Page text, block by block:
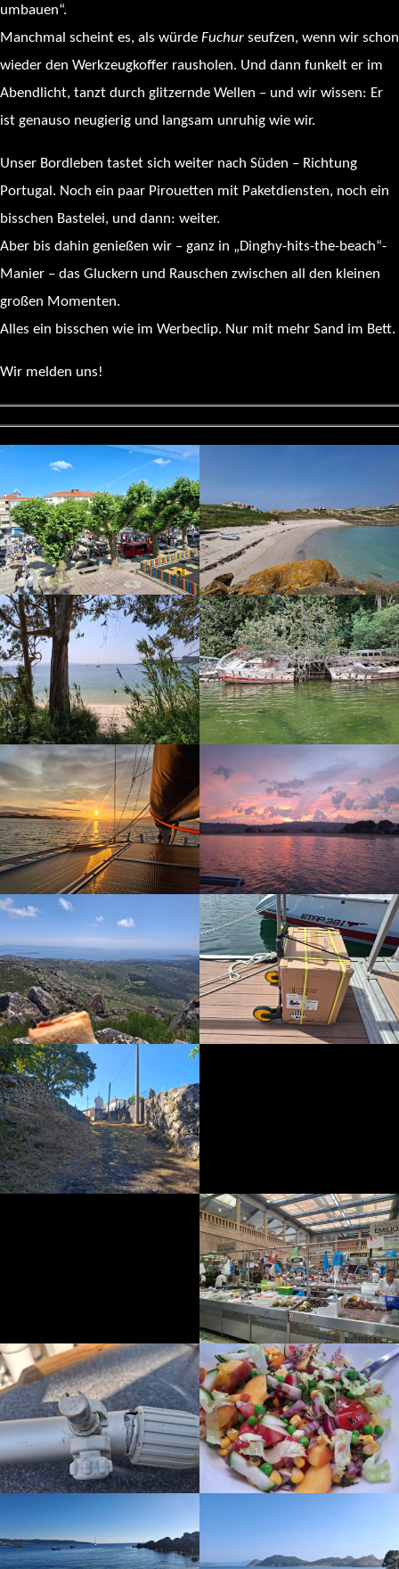
umbauen“.
Manchmal scheint es, als würde Fuchur seufzen, wenn wir schon
wieder den Werkzeugkoffer rausholen. Und dann funkelt er im
Abendlicht, tanzt durch glitzernde Wellen – und wir wissen: Er
ist genauso neugierig und langsam unruhig wie wir.
Unser Bordleben tastet sich weiter nach Süden – Richtung
Portugal. Noch ein paar Pirouetten mit Paketdiensten, noch ein
bisschen Bastelei, und dann: weiter.
Aber bis dahin genießen wir – ganz in „Dinghy-hits-the-beach“-
Manier – das Gluckern und Rauschen zwischen all den kleinen
großen Momenten.
Alles ein bisschen wie im Werbeclip. Nur mit mehr Sand im Bett.
Wir melden uns!